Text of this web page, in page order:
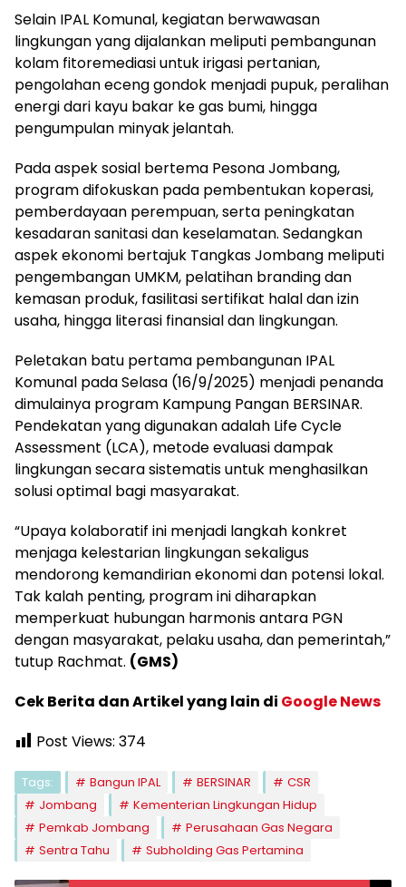
Selain IPAL Komunal, kegiatan berwawasan
lingkungan yang dijalankan meliputi pembangunan
kolam fitoremediasi untuk irigasi pertanian,
pengolahan eceng gondok menjadi pupuk, peralihan
energi dari kayu bakar ke gas bumi, hingga
pengumpulan minyak jelantah.
Pada aspek sosial bertema Pesona Jombang,
program difokuskan pada pembentukan koperasi,
pemberdayaan perempuan, serta peningkatan
kesadaran sanitasi dan keselamatan. Sedangkan
aspek ekonomi bertajuk Tangkas Jombang meliputi
pengembangan UMKM, pelatihan branding dan
kemasan produk, fasilitasi sertifikat halal dan izin
usaha, hingga literasi finansial dan lingkungan.
Peletakan batu pertama pembangunan IPAL
Komunal pada Selasa (16/9/2025) menjadi penanda
dimulainya program Kampung Pangan BERSINAR.
Pendekatan yang digunakan adalah Life Cycle
Assessment (LCA), metode evaluasi dampak
lingkungan secara sistematis untuk menghasilkan
solusi optimal bagi masyarakat.
“Upaya kolaboratif ini menjadi langkah konkret
menjaga kelestarian lingkungan sekaligus
mendorong kemandirian ekonomi dan potensi lokal.
Tak kalah penting, program ini diharapkan
memperkuat hubungan harmonis antara PGN
dengan masyarakat, pelaku usaha, dan pemerintah,”
tutup Rachmat. (GMS)
Cek Berita dan Artikel yang lain di Google News
Post Views: 374
Tags: Bangun IPAL BERSINAR
CSR
Jombang
Kementerian Lingkungan Hidup
Pemkab Jombang
Perusahaan Gas Negara
Sentra Tahu
Subholding Gas Pertamina